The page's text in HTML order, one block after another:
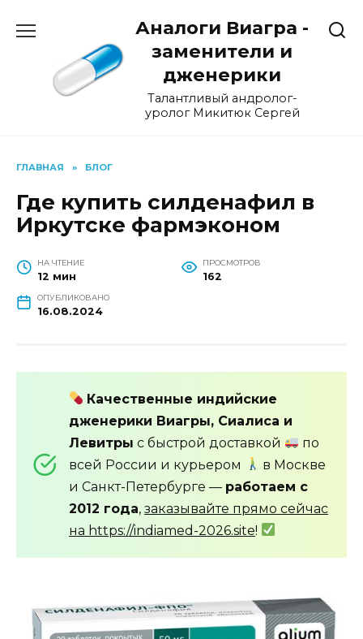
Аналоги Виагра -
заменители и
дженерики
Талантливый андролог-
уролог Микитюк Сергей
ГЛАВНАЯ » БЛОГ
Где купить силденафил в
Иркутске фармэконом
НА ЧТЕНИЕ
12 мин
ПРОСМОТРОВ
162
ОПУБЛИКОВАНО
16.08.2024
Качественные индийские
дженерики Виагры, Сиалиса и
Левитры с быстрой доставкой
по
всей России и курьером
в Москве
и Санкт-Петербурге — работаем с
2012 года, заказывайте прямо сейчас
на https://indiamed-2026.site!